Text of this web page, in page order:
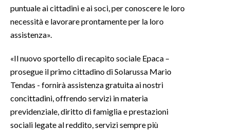
#CARAUNIONE
INSULARITÀ
INFO AZIENDE
ABBONATI
puntuale ai cittadini e ai soci, per conoscere le loro
necessità e lavorare prontamente per la loro
assistenza».
«Il nuovo sportello di recapito sociale Epaca –
prosegue il primo cittadino di Solarussa Mario
Tendas - fornirà assistenza gratuita ai nostri
concittadini, offrendo servizi in materia
previdenziale, diritto di famiglia e prestazioni
sociali legate al reddito, servizi sempre più